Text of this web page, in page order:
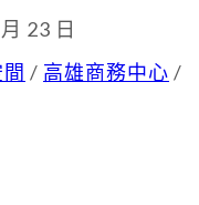
23 日
/ 高雄商務中心 /